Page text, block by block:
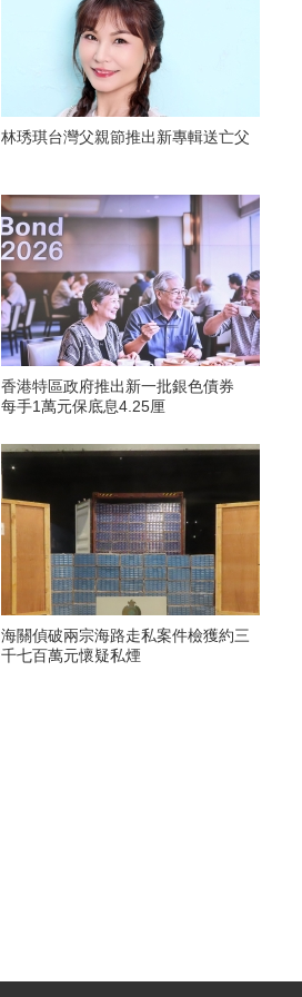
林琇琪台灣父親節推出新專輯送亡父
香港特區政府推出新一批銀色債券
每手1萬元保底息4.25厘
海關偵破兩宗海路走私案件檢獲約三
千七百萬元懷疑私煙